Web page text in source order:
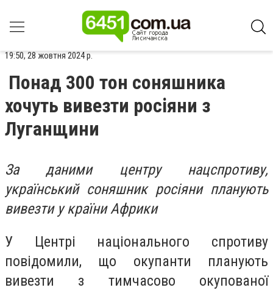
19:50, 28 жовтня 2024 р.
Понад 300 тон соняшника
хочуть вивезти росіяни з
Луганщини
За даними центру нацспротиву,
український соняшник росіяни планують
вивезти у країни Африки
У Центрі національного спротиву
повідомили, що окупанти планують
вивезти з тимчасово окупованої